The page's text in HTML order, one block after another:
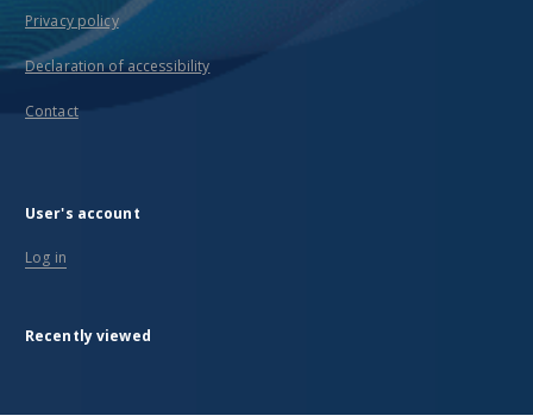
Privacy policy
Declaration of accessibility
Contact
User's account
Log in
Recently viewed